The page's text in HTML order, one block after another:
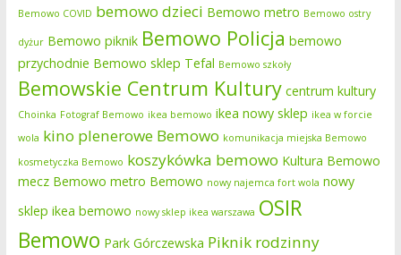
Bemowo COVID bemowo dzieci Bemowo metro Bemowo ostry
dyżur Bemowo piknik Bemowo Policja bemowo
przychodnie Bemowo sklep Tefal Bemowo szkoły
Bemowskie Centrum Kultury centrum kultury
Choinka Fotograf Bemowo ikea bemowo ikea nowy sklep ikea w forcie
wola kino plenerowe Bemowo komunikacja miejska Bemowo
kosmetyczka Bemowo koszykówka bemowo Kultura Bemowo
mecz Bemowo metro Bemowo nowy najemca fort wola nowy
sklep ikea bemowo nowy sklep ikea warszawa OSIR
Bemowo Park Górczewska Piknik rodzinny